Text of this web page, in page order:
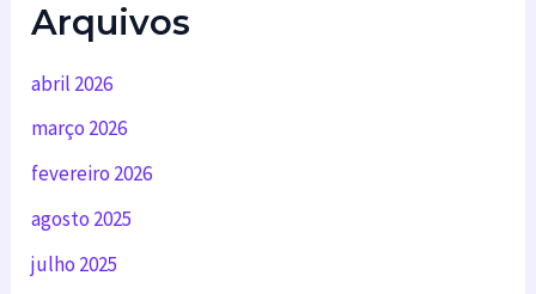
Arquivos
abril 2026
março 2026
fevereiro 2026
agosto 2025
julho 2025